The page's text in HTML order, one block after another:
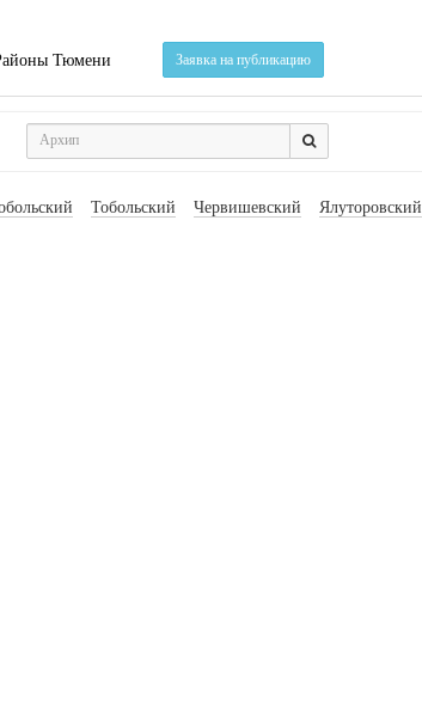
Тюмени Заявка на публикацию
Тобольский Червишевский Ялуторовский